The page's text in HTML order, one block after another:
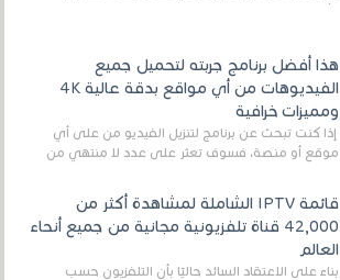
الأفلام على التورنت ، ومعظم هذه المواقع ل...
هذا أفضل برنامج جربته لتحميل جميع
الفيديوهات من أي مواقع بدقة عالية 4K
ومميزات خرافية
إذا كنت تبحث عن برنامج لتنزيل الفيديو من على أي
موقع أو منصة، فسوف تعثر على عدد لا منتهي من
قائمة IPTV الشاملة لمشاهدة أكثر من
42,000 قناة تلفزيونية مجانية من جميع أنحاء
العالم
بناءً على الاعتقاد السائد حاليًا بأن التلفزيون حسب